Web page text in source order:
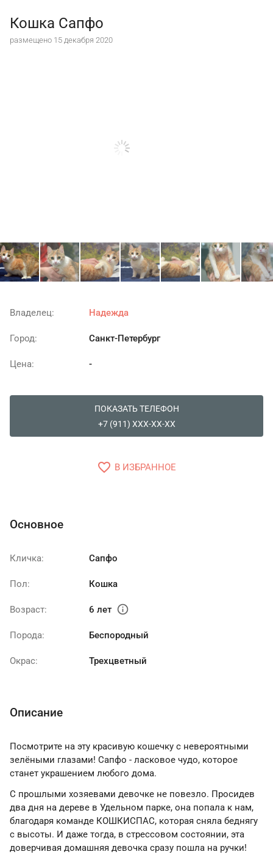
Кошка Сапфо
размещено 15 декабря 2020
Владелец: Надежда
Город: Санкт-Петербург
Цена: -
ПОКАЗАТЬ ТЕЛЕФОН
+7 (911) XXX-XX-XX
favorite_border В ИЗБРАННОЕ
Основное
Кличка: Сапфо
Пол: Кошка
Возраст: 6 лет info
Порода: Беспородный
Окрас: Трехцветный
Описание
Посмотрите на эту красивую кошечку с невероятными
зелëными глазами! Сапфо - ласковое чудо, которое
станет украшением любого дома.
С прошлыми хозяевами девочке не повезло. Просидев
два дня на дереве в Удельном парке, она попала к нам,
благодаря команде КОШКИСПАС, которая сняла беднягу
с высоты. И даже тогда, в стрессовом состоянии, эта
доверчивая домашняя девочка сразу пошла на ручки!